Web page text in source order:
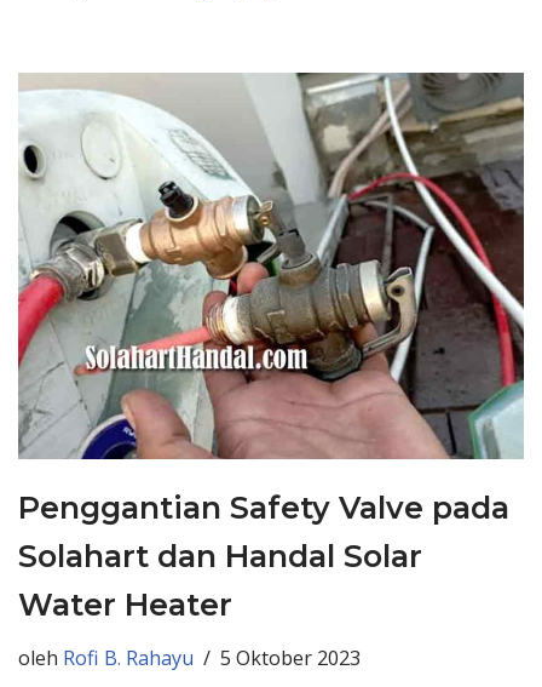
Penggantian Safety Valve pada
Solahart dan Handal Solar
Water Heater
oleh Rofi B. Rahayu 5 Oktober 2023